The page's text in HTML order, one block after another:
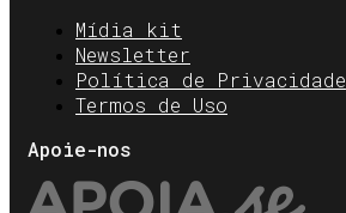
Mídia kit
Newsletter
Política de Privacidade
Termos de Uso
Apoie-nos